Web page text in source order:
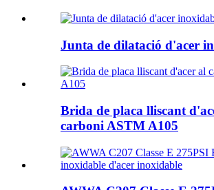
Junta de dilatació d'acer
Brida de placa lliscant
carboni ASTM A105